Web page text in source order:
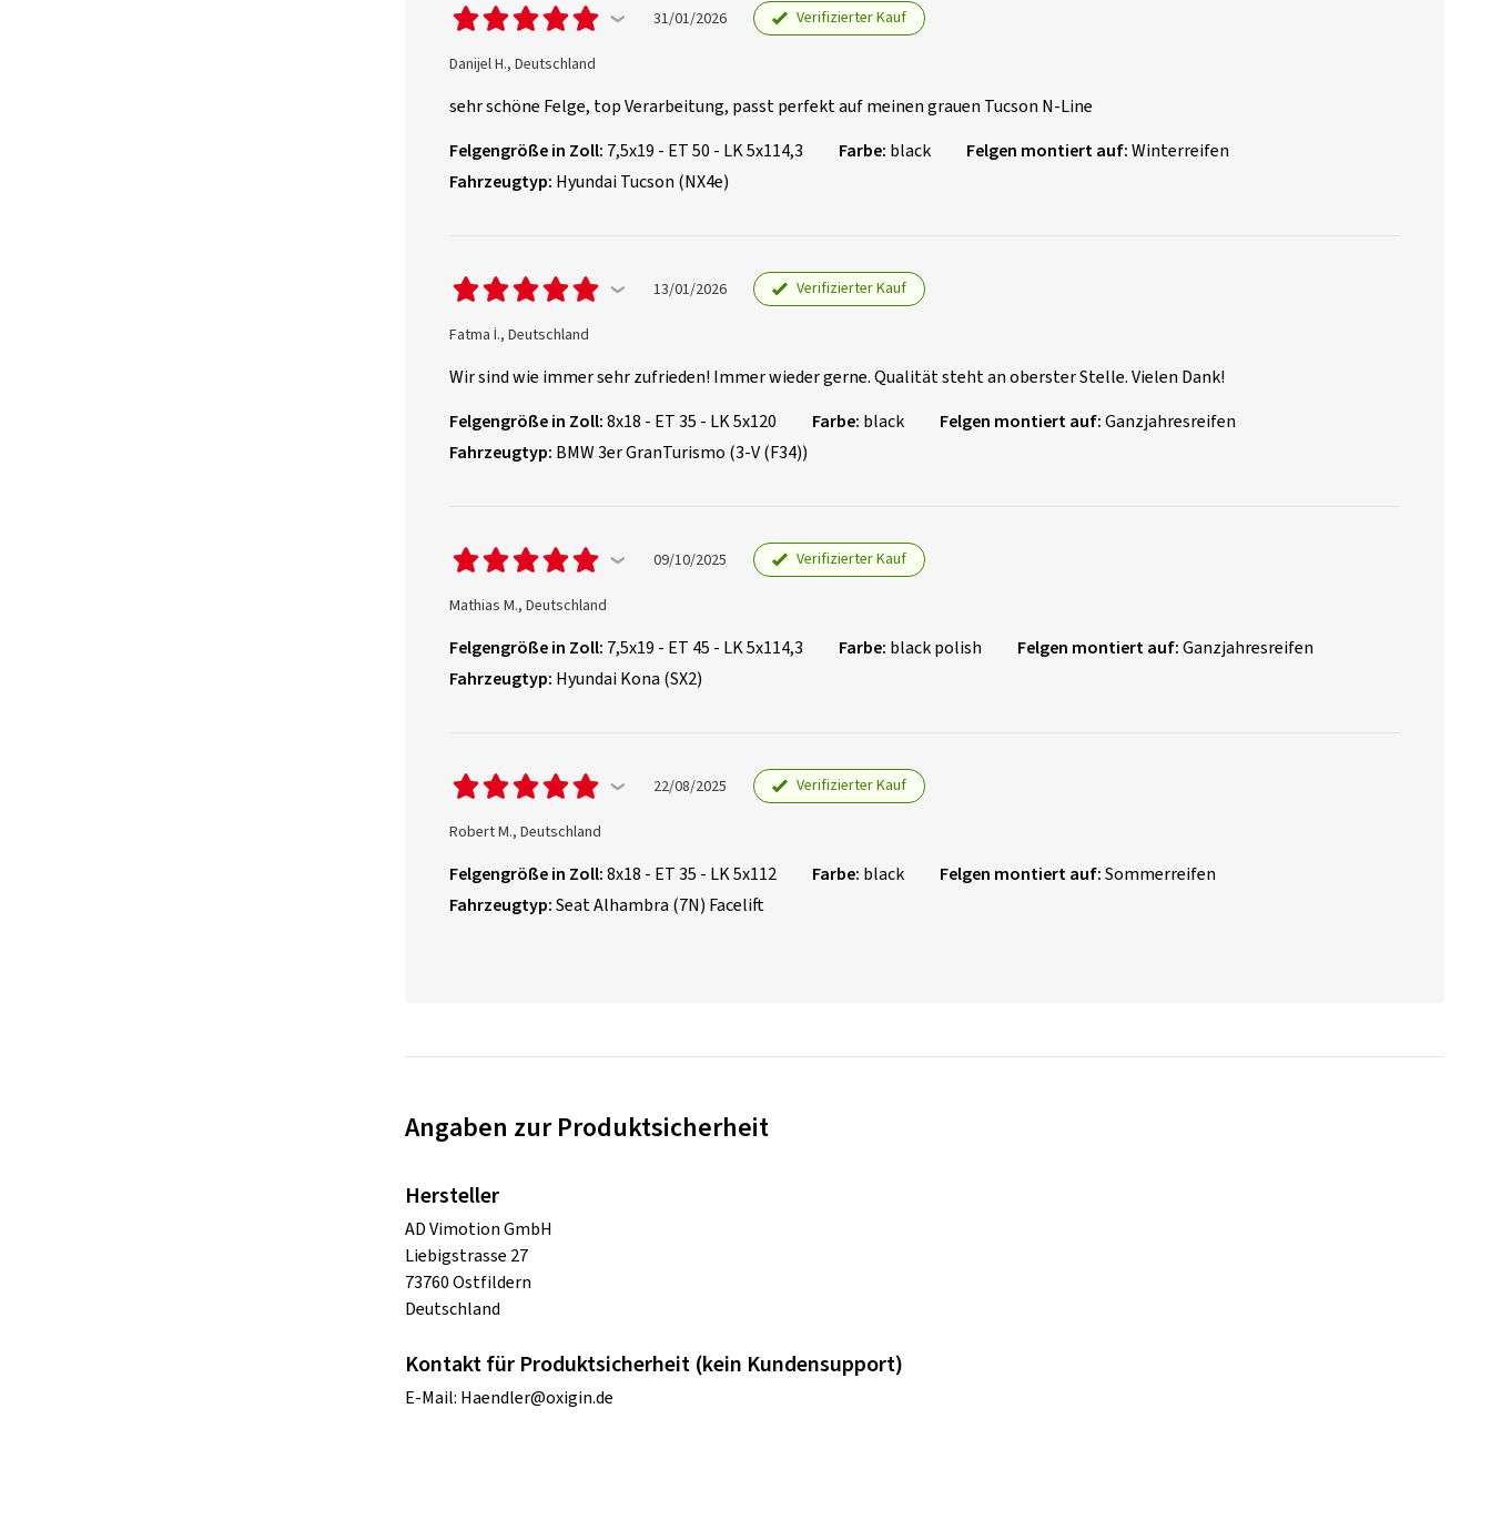
31/01/2026 Verifizierter Kauf
Danijel H., Deutschland
sehr schöne Felge, top Verarbeitung, passt perfekt auf meinen grauen Tucson N-Line
Felgengröße in Zoll: 7,5x19 - ET 50 - LK 5x114,3 Farbe: black Felgen montiert auf:Winterreifen
Fahrzeugtyp: Hyundai Tucson (NX4e)
13/01/2026 Verifizierter Kauf
Fatma İ., Deutschland
Wir sind wie immer sehr zufrieden! Immer wieder gerne. Qualität steht an oberster Stelle. Vielen Dank!
Felgengröße in Zoll:8x18 - ET 35 - LK 5x120 Farbe: black Felgen montiert auf:Ganzjahresreifen
Fahrzeugtyp: BMW 3er GranTurismo (3-V (F34))
09/10/2025 Verifizierter Kauf
Mathias M., Deutschland
Felgengröße in Zoll: 7,5x19 - ET 45 - LK 5x114,3 Farbe: black polish Felgen montiert auf:Ganzjahresreifen
Fahrzeugtyp: Hyundai Kona (SX2)
22/08/2025 Verifizierter Kauf
Robert M., Deutschland
Felgengröße in Zoll:8x18 - ET 35 - LK 5x112 Farbe: black Felgen montiert auf:Sommerreifen
Fahrzeugtyp:Seat Alhambra (7N) Facelift
Angaben zur Produktsicherheit
Hersteller
AD Vimotion GmbH
Liebigstrasse 27
73760 Ostfildern
Deutschland
Kontakt für Produktsicherheit (kein Kundensupport)
E-Mail: Haendler@oxigin.de